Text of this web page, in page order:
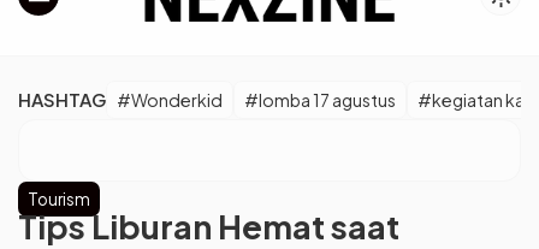
HASHTAG #Wonderkid #lomba 17 agustus #kegiatan
Tourism
Tips Liburan Hemat saat